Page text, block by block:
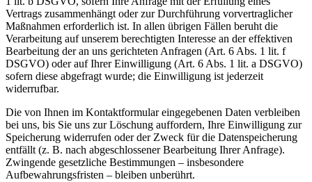
Vertrags zusammenhängt oder zur Durchführung vorvertraglicher
Maßnahmen erforderlich ist. In allen übrigen Fällen beruht die
Verarbeitung auf unserem berechtigten Interesse an der effektiven
Bearbeitung der an uns gerichteten Anfragen (Art. 6 Abs. 1 lit. f
DSGVO) oder auf Ihrer Einwilligung (Art. 6 Abs. 1 lit. a DSGVO)
sofern diese abgefragt wurde; die Einwilligung ist jederzeit
widerrufbar.
Die von Ihnen im Kontaktformular eingegebenen Daten verbleiben
bei uns, bis Sie uns zur Löschung auffordern, Ihre Einwilligung zur
Speicherung widerrufen oder der Zweck für die Datenspeicherung
entfällt (z. B. nach abgeschlossener Bearbeitung Ihrer Anfrage).
Zwingende gesetzliche Bestimmungen – insbesondere
Aufbewahrungsfristen – bleiben unberührt.